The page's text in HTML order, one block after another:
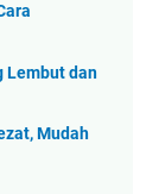
Lembut dan
Mudah